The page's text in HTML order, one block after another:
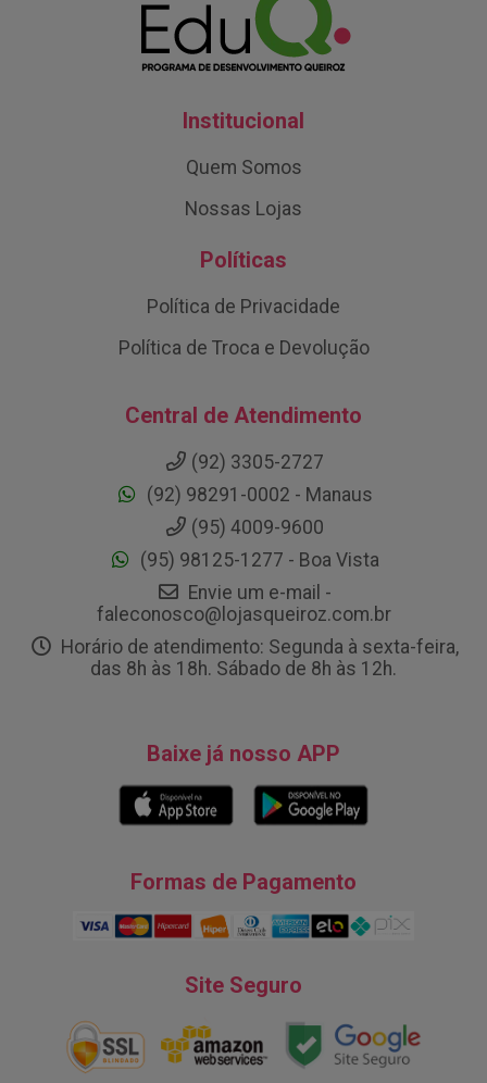
Institucional
Quem Somos
Nossas Lojas
Políticas
Política de Privacidade
Política de Troca e Devolução
Central de Atendimento
(92) 3305-2727
(92) 98291-0002 - Manaus
(95) 4009-9600
(95) 98125-1277 - Boa Vista
Envie um e-mail -
faleconosco@lojasqueiroz.com.br
Horário de atendimento: Segunda à sexta-feira,
das 8h às 18h. Sábado de 8h às 12h.
Baixe já nosso APP
Formas de Pagamento
Site Seguro